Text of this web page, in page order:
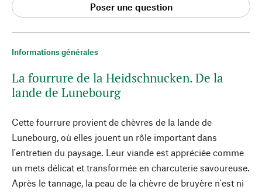
Informations générales
La fourrure de la Heidschnucken. De la
lande de Lunebourg
Cette fourrure provient de chèvres de la lande de
Lunebourg, où elles jouent un rôle important dans
l'entretien du paysage. Leur viande est appréciée comme
un mets délicat et transformée en charcuterie savoureuse.
Après le tannage, la peau de la chèvre de bruyère n'est ni
Poser une question